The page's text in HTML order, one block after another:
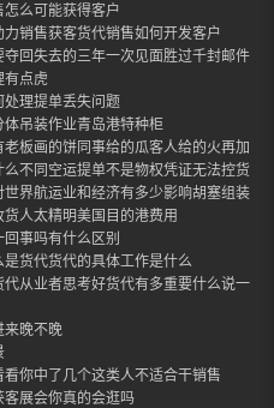
么可能获得客户
销售获客货代销售如何开发客户
回失去的三年一次见面胜过千封邮件外
有点虎
理提单丢失问题
吊装作业青岛港特种柜
板画的饼同事给的瓜客人给的火再加上
不同空运提单不是物权凭证无法控货
界航运业和经济有多少影响胡塞组装封
人太精明美国目的港费用
事吗有什么区别
货代货代的具体工作是什么
从业者思考好货代有多重要什么说一定
来晚不晚
你中了几个这类人不适合干销售
展会你真的会逛吗